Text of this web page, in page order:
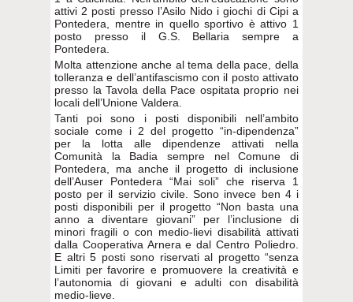
attivi 2 posti presso l’Asilo Nido i giochi di Cipi a
Pontedera, mentre in quello sportivo è attivo 1
posto presso il G.S. Bellaria sempre a
Pontedera.
Molta attenzione anche al tema della pace, della
tolleranza e dell’antifascismo con il posto attivato
presso la Tavola della Pace ospitata proprio nei
locali dell’Unione Valdera.
Tanti poi sono i posti disponibili nell’ambito
sociale come i 2 del progetto “in-dipendenza”
per la lotta alle dipendenze attivati nella
Comunità la Badia sempre nel Comune di
Pontedera, ma anche il progetto di inclusione
dell’Auser Pontedera “Mai soli” che riserva 1
posto per il servizio civile. Sono invece ben 4 i
posti disponibili per il progetto “Non basta una
anno a diventare giovani” per l’inclusione di
minori fragili o con medio-lievi disabilità attivati
dalla Cooperativa Arnera e dal Centro Poliedro.
E altri 5 posti sono riservati al progetto “senza
Limiti per favorire e promuovere la creatività e
l’autonomia di giovani e adulti con disabilità
medio-lieve.